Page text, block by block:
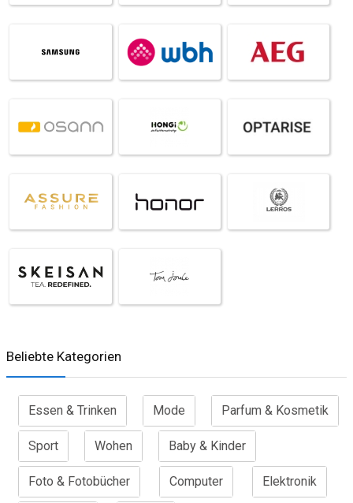
Beliebte Kategorien
Essen & Trinken Mode Parfum & Kosmetik
Sport Wohen Baby & Kinder
Foto & Fotobücher Computer Elektronik